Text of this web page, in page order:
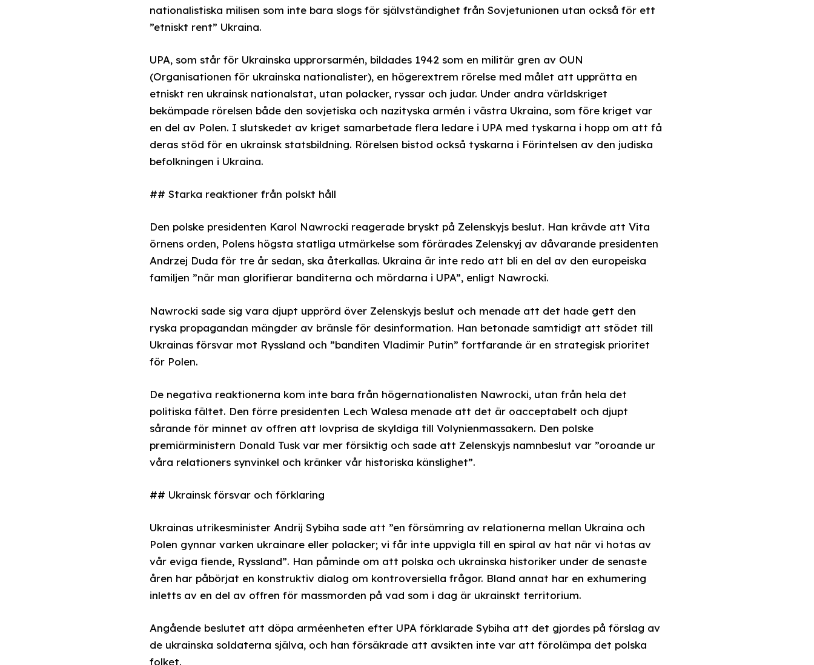
nationalistiska milisen som inte bara slogs för självständighet från Sovjetunionen utan också för ett
”etniskt rent” Ukraina.
UPA, som står för Ukrainska upprorsarmén, bildades 1942 som en militär gren av OUN
(Organisationen för ukrainska nationalister), en högerextrem rörelse med målet att upprätta en
etniskt ren ukrainsk nationalstat, utan polacker, ryssar och judar. Under andra världskriget
bekämpade rörelsen både den sovjetiska och nazityska armén i västra Ukraina, som före kriget var
en del av Polen. I slutskedet av kriget samarbetade flera ledare i UPA med tyskarna i hopp om att få
deras stöd för en ukrainsk statsbildning. Rörelsen bistod också tyskarna i Förintelsen av den judiska
befolkningen i Ukraina.
## Starka reaktioner från polskt håll
Den polske presidenten Karol Nawrocki reagerade bryskt på Zelenskyjs beslut. Han krävde att Vita
örnens orden, Polens högsta statliga utmärkelse som förärades Zelenskyj av dåvarande presidenten
Andrzej Duda för tre år sedan, ska återkallas. Ukraina är inte redo att bli en del av den europeiska
familjen ”när man glorifierar banditerna och mördarna i UPA”, enligt Nawrocki.
Nawrocki sade sig vara djupt upprörd över Zelenskyjs beslut och menade att det hade gett den
ryska propagandan mängder av bränsle för desinformation. Han betonade samtidigt att stödet till
Ukrainas försvar mot Ryssland och ”banditen Vladimir Putin” fortfarande är en strategisk prioritet
för Polen.
De negativa reaktionerna kom inte bara från högernationalisten Nawrocki, utan från hela det
politiska fältet. Den förre presidenten Lech Walesa menade att det är oacceptabelt och djupt
sårande för minnet av offren att lovprisa de skyldiga till Volynienmassakern. Den polske
premiärministern Donald Tusk var mer försiktig och sade att Zelenskyjs namnbeslut var ”oroande ur
våra relationers synvinkel och kränker vår historiska känslighet”.
## Ukrainsk försvar och förklaring
Ukrainas utrikesminister Andrij Sybiha sade att ”en försämring av relationerna mellan Ukraina och
Polen gynnar varken ukrainare eller polacker; vi får inte uppvigla till en spiral av hat när vi hotas av
vår eviga fiende, Ryssland”. Han påminde om att polska och ukrainska historiker under de senaste
åren har påbörjat en konstruktiv dialog om kontroversiella frågor. Bland annat har en exhumering
inletts av en del av offren för massmorden på vad som i dag är ukrainskt territorium.
Angående beslutet att döpa arméenheten efter UPA förklarade Sybiha att det gjordes på förslag av
de ukrainska soldaterna själva, och han försäkrade att avsikten inte var att förolämpa det polska
folket.